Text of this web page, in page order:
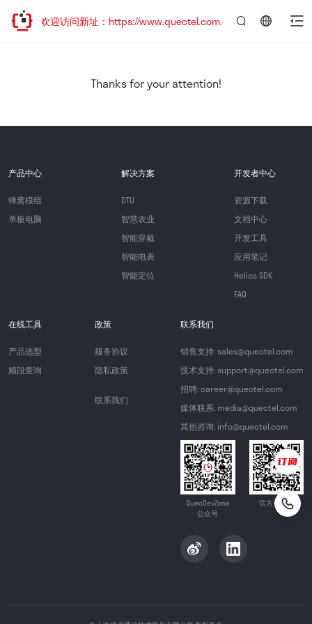
迁移，欢迎访问新址：https://www.quectel.com.cn
Thanks for your attention!
产品中心
蜂窝模组
单板电脑
解决方案
DTU
智慧农业
智能穿戴
智能电表
智能定位
开发者中心
资源下载
文档中心
开发工具
应用笔记
Helios SDK
FAQ
在线工具
产品选型
频段查询
政策
服务协议
隐私政策
联系我们
联系我们
销售支持: sales@quectel.com
技术支持: support@quectel.com
招聘: career@quectel.com
媒体联系: media@quectel.com
其他咨询: info@quectel.com
QuecDevZone
公众号
官方公众号